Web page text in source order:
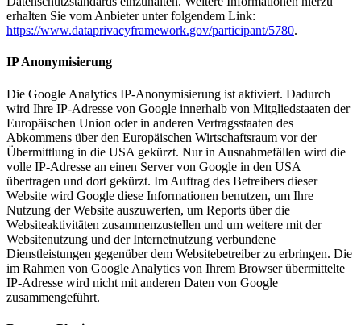
erhalten Sie vom Anbieter unter folgendem Link:
https://www.dataprivacyframework.gov/participant/5780.
IP Anonymisierung
Die Google Analytics IP-Anonymisierung ist aktiviert. Dadurch
wird Ihre IP-Adresse von Google innerhalb von Mitgliedstaaten der
Europäischen Union oder in anderen Vertragsstaaten des
Abkommens über den Europäischen Wirtschaftsraum vor der
Übermittlung in die USA gekürzt. Nur in Ausnahmefällen wird die
volle IP-Adresse an einen Server von Google in den USA
übertragen und dort gekürzt. Im Auftrag des Betreibers dieser
Website wird Google diese Informationen benutzen, um Ihre
Nutzung der Website auszuwerten, um Reports über die
Websiteaktivitäten zusammenzustellen und um weitere mit der
Websitenutzung und der Internetnutzung verbundene
Dienstleistungen gegenüber dem Websitebetreiber zu erbringen. Die
im Rahmen von Google Analytics von Ihrem Browser übermittelte
IP-Adresse wird nicht mit anderen Daten von Google
zusammengeführt.